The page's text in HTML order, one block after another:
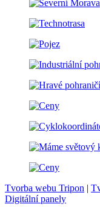
Tvorba webu Tripon |
Digitální panely